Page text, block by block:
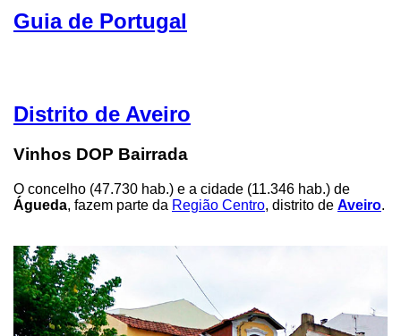
Guia de Portugal
Distrito de Aveiro
Vinhos DOP Bairrada
O concelho (47.730 hab.) e a cidade (11.346 hab.) de
Águeda, fazem parte da Região Centro, distrito de Aveiro.